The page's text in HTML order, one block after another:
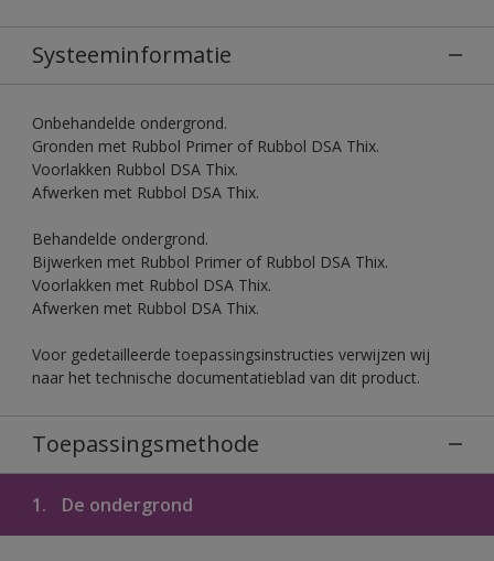
Systeeminformatie
Onbehandelde ondergrond.
Gronden met Rubbol Primer of Rubbol DSA Thix.
Voorlakken Rubbol DSA Thix.
Afwerken met Rubbol DSA Thix.
Behandelde ondergrond.
Bijwerken met Rubbol Primer of Rubbol DSA Thix.
Voorlakken met Rubbol DSA Thix.
Afwerken met Rubbol DSA Thix.
Voor gedetailleerde toepassingsinstructies verwijzen wij
naar het technische documentatieblad van dit product.
Toepassingsmethode
1. De ondergrond